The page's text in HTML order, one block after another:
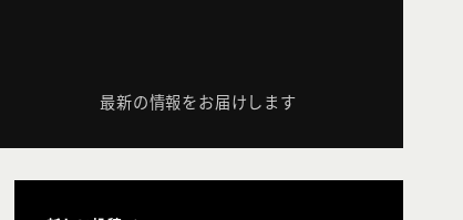
最新の情報をお届けします